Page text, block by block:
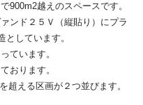
900m2越えのスペースです。
ンド２５Ｖ（縦貼り）にプラ
しています。
ています。
おります。
超える区画が２つ並びます。